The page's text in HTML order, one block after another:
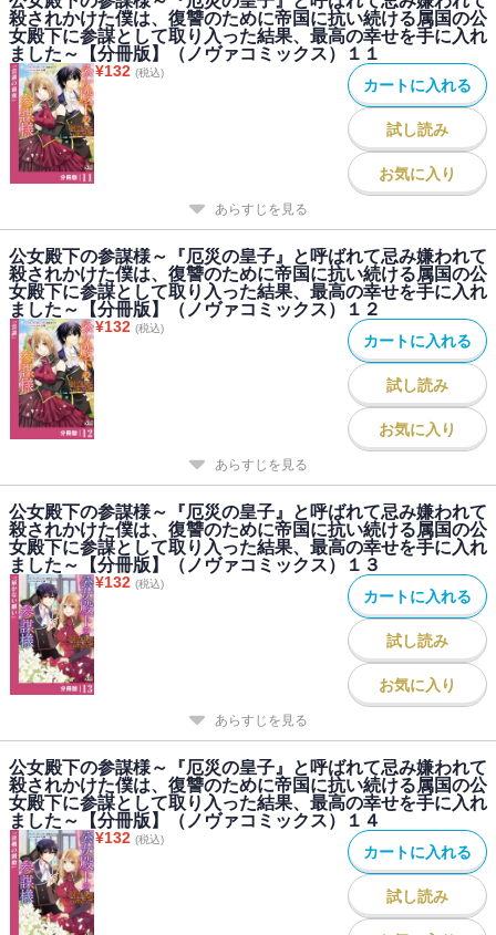
殺されかけた僕は、復讐のために帝国に抗い続ける属国の公
女殿下に参謀として取り入った結果、最高の幸せを手に入れ
ました～【分冊版】（ノヴァコミックス）１１
¥132 (税込)
カートに入れる
試し読み
お気に入り
あらすじを見る
公女殿下の参謀様～『厄災の皇子』と呼ばれて忌み嫌われて
殺されかけた僕は、復讐のために帝国に抗い続ける属国の公
女殿下に参謀として取り入った結果、最高の幸せを手に入れ
ました～【分冊版】（ノヴァコミックス）１２
¥132 (税込)
カートに入れる
試し読み
お気に入り
あらすじを見る
公女殿下の参謀様～『厄災の皇子』と呼ばれて忌み嫌われて
殺されかけた僕は、復讐のために帝国に抗い続ける属国の公
女殿下に参謀として取り入った結果、最高の幸せを手に入れ
ました～【分冊版】（ノヴァコミックス）１３
¥132 (税込)
カートに入れる
試し読み
お気に入り
あらすじを見る
公女殿下の参謀様～『厄災の皇子』と呼ばれて忌み嫌われて
殺されかけた僕は、復讐のために帝国に抗い続ける属国の公
女殿下に参謀として取り入った結果、最高の幸せを手に入れ
ました～【分冊版】（ノヴァコミックス）１４
¥132 (税込)
カートに入れる
試し読み